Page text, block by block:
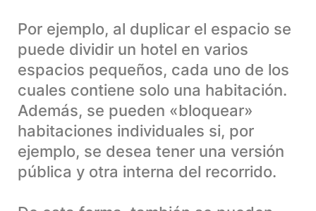
Por ejemplo, al duplicar el espacio se
puede dividir un hotel en varios
espacios pequeños, cada uno de los
cuales contiene solo una habitación.
Además, se pueden «bloquear»
habitaciones individuales si, por
ejemplo, se desea tener una versión
pública y otra interna del recorrido.